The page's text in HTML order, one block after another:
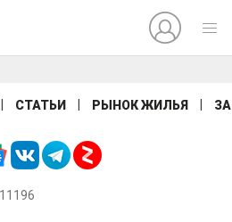
СТАТЬИ РЫНОК ЖИЛЬЯ